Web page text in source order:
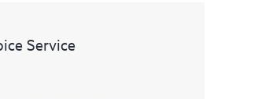
Service